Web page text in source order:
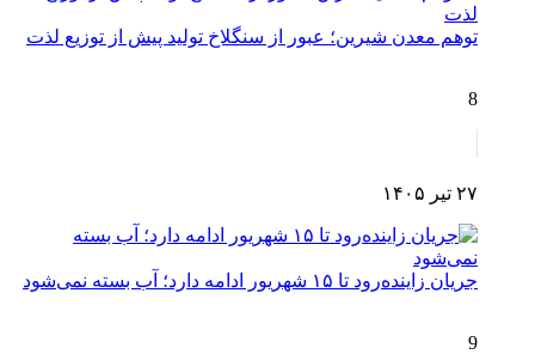
توهم معدن شیرین؛ عبور از سنگلاخ تولید پیش از توزیع لذت
8
۲۷ تیر ۱۴۰۵
جریان زاینده‌رود تا ۱۵ شهریور ادامه دارد؛ آب بسته نمی‌شود
9